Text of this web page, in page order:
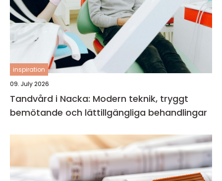
inspiration
09. July 2026
Tandvård i Nacka: Modern teknik, tryggt
bemötande och lättillgängliga behandlingar